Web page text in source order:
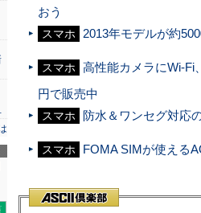
おう
スマホ 2013年モデルが約
スマホ
高性能カメラにWi-Fi
円で販売中
スマホ 防水＆ワンセグ対応
スマホ FOMA SIMが使える